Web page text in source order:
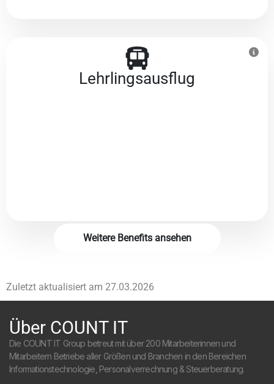
Lehrlingsausflug
Weitere Benefits ansehen
Zuletzt aktualisiert am 27.03.2026
Über COUNT IT
Die COUNT IT Group betreut mit über 200 Mitarbeiterinnen und
Mitarbeitern Betriebe aller Größen und Branchen in den Bereichen
Informationstechnologie, Personalverrechnung & Steuerberatung.